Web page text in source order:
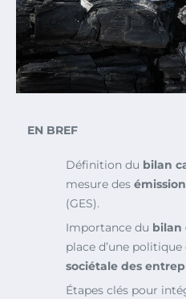
EN BREF
Définition du bilan
mesure des
(GES).
Importance du bilan
place d’une politique
sociétale des
Étapes clés pour